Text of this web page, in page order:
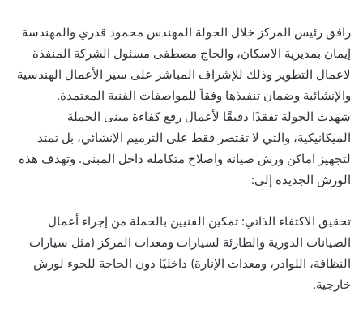
رافق رئيس المركز خلال الجولة المهندس محمود قدري والمهندسة
إيمان بمديرية الاسكان، والحاج مصطفى مسئول الشركة المنفذة
لاعمال التطوير وذلك للإشراف المباشر على سير الأعمال الهندسية
والإنشائية وضمان تنفيذها وفقاً للمواصفات الفنية المعتمدة.
شهدت الجولة تفقدًا دقيقًا لأعمال رفع كفاءة مبنى الحملة
الميكانيكية، والتي لا تقتصر فقط على الترميم الإنشائي، بل تمتد
لتجهيز اماكن ورش صيانة واصلاح متكاملة داخل المبنى. وتهدف هذه
الورش الجديدة إلى:
تحقيق الاكتفاء الذاتي: تمكين الفنيين بالحملة من إجراء أعمال
الصيانات الدورية والطارئة لسيارات ومعدات المركز (مثل سيارات
النظافة، اللوادر، ومعدات الإنارة) داخليًا دون الحاجة للجوء لورش
خارجية.